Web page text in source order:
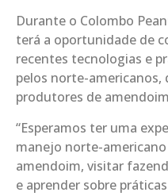
Durante o Colombo
terá a oportunidade de
recentes tecnologias e
pelos norte-americanos,
produtores de
“Esperamos ter uma
manejo norte-
amendoim, visitar
e aprender sobre